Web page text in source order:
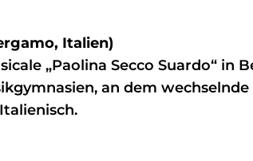
Italien)
„Paolina Secco Suardo“ in
an dem